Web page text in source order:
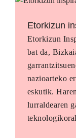
Etorkizun
Etorkizun
bat da,
nazioarteko
eskutik.
lurraldearen